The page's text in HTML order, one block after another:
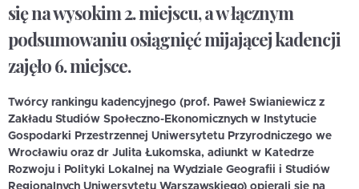
się na wysokim 2. miejscu, a w łącznym
podsumowaniu osiągnięć mijającej kadencji
zajęło 6. miejsce.
Twórcy rankingu kadencyjnego (prof. Paweł Swianiewicz z
Zakładu Studiów Społeczno-Ekonomicznych w Instytucie
Gospodarki Przestrzennej Uniwersytetu Przyrodniczego we
Wrocławiu oraz dr Julita Łukomska, adiunkt w Katedrze
Rozwoju i Polityki Lokalnej na Wydziale Geografii i Studiów
Regionalnych Uniwersytetu Warszawskiego) opierali się na